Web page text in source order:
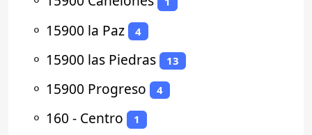
⚬ 15900 la Paz 4
⚬ 15900 las Piedras 13
⚬ 15900 Progreso 4
⚬ 160 - Centro 1